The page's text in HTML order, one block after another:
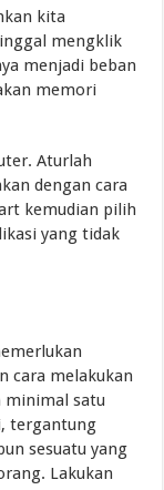
kita
mengklik
menjadi beban
memori
Aturlah
dengan cara
kemudian pilih
yang tidak
cara melakukan
minimal satu
tergantung
sesuatu yang
Lakukan